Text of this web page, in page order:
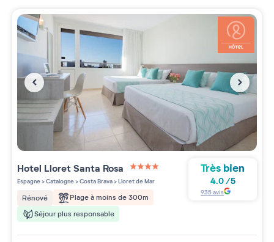
Hotel Lloret Santa Rosa
4 étoiles sur 5
Espagne>Catalogne>Costa Brava>Lloret de Mar
Rénové
Plage à moins de 300m
Séjour plus responsable
Très bien
4.0/5
935avis